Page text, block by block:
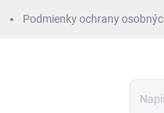
Podmienky ochrany